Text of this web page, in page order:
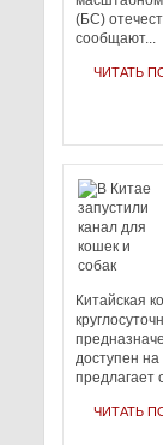
(БС)
сообщают...
ЧИТАТЬ
Китайская
доступен
предлагает
ЧИТАТЬ